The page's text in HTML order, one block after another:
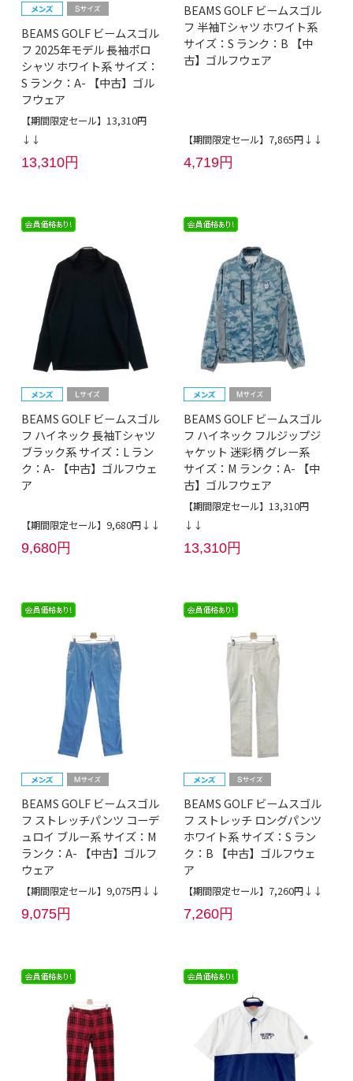
BEAMS GOLF ビームスゴル
フ 2025年モデル 長袖ポロ
シャツ ホワイト系 サイズ：
S ランク：A- 【中古】ゴル
フウェア
【期間限定セール】13,310円
↓↓
13,310円
BEAMS GOLF ビームスゴル
フ 半袖Tシャツ ホワイト系
サイズ：S ランク：B 【中
古】ゴルフウェア
【期間限定セール】7,865円↓↓
4,719円
BEAMS GOLF ビームスゴル
フ ハイネック 長袖Tシャツ
ブラック系 サイズ：L ラン
ク：A- 【中古】ゴルフウェ
ア
【期間限定セール】9,680円↓↓
9,680円
BEAMS GOLF ビームスゴル
フ ハイネック フルジップジ
ャケット 迷彩柄 グレー系
サイズ：M ランク：A- 【中
古】ゴルフウェア
【期間限定セール】13,310円
↓↓
13,310円
BEAMS GOLF ビームスゴル
フ ストレッチパンツ コーデ
ュロイ ブルー系 サイズ：M
ランク：A- 【中古】ゴルフ
ウェア
【期間限定セール】9,075円↓↓
9,075円
BEAMS GOLF ビームスゴル
フ ストレッチ ロングパンツ
ホワイト系 サイズ：S ラン
ク：B 【中古】ゴルフウェ
ア
【期間限定セール】7,260円↓↓
7,260円